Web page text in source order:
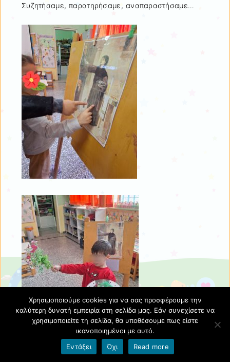
Συζητήσαμε, παρατηρήσαμε, αναπαραστήσαμε…
Χρησιμοποιούμε cookies για να σας προσφέρουμε την
καλύτερη δυνατή εμπειρία στη σελίδα μας. Εάν συνεχίσετε να
χρησιμοποιείτε τη σελίδα, θα υποθέσουμε πως είστε
ικανοποιημένοι με αυτό.
Εντάξει
Όχι Read more